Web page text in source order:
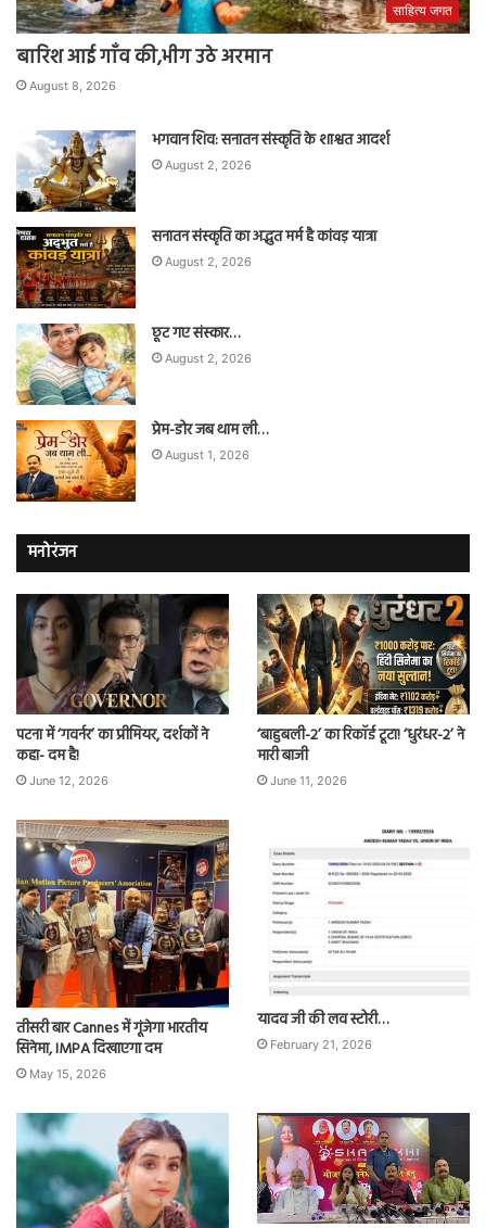
साहित्य जगत
बारिश आई गाँव की,भीग उठे अरमान
August 8, 2026
भगवान शिव: सनातन संस्कृति के शाश्वत आदर्श
August 2, 2026
सनातन संस्कृति का अद्भुत मर्म है कांवड़ यात्रा
August 2, 2026
छूट गए संस्कार…
August 2, 2026
प्रेम-डोर जब थाम ली…
August 1, 2026
मनोरंजन
पटना में ‘गवर्नर’ का प्रीमियर, दर्शकों ने
कहा- दम है!
June 12, 2026
‘बाहुबली-2’ का रिकॉर्ड टूटा! ‘धुरंधर-2’ ने
मारी बाजी
June 11, 2026
तीसरी बार Cannes में गूंजेगा भारतीय
सिनेमा, IMPA दिखाएगा दम
May 15, 2026
यादव जी की लव स्टोरी…
February 21, 2026